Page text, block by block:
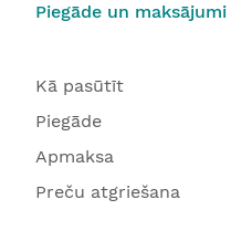
Piegāde un maksājumi
Kā pasūtīt
Piegāde
Apmaksa
Preču atgriešana